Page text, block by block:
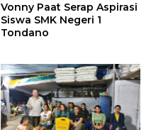
Vonny Paat Serap Aspirasi
Siswa SMK Negeri 1
Tondano